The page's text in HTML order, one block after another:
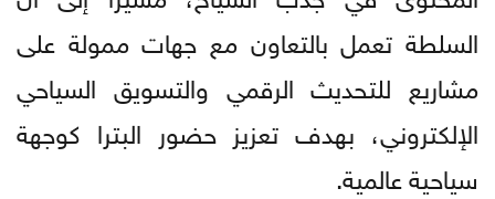
السلطة تعمل بالتعاون مع جهات ممولة على
مشاريع للتحديث الرقمي والتسويق السياحي
الإلكتروني، بهدف تعزيز حضور البترا كوجهة
سياحية عالمية.